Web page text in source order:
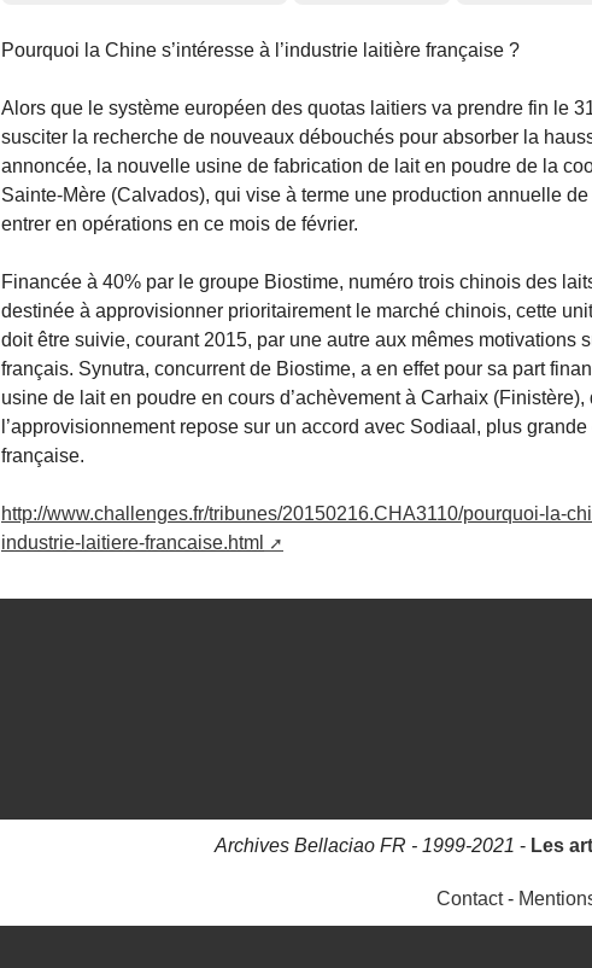
Pourquoi la Chine s’intéresse à l’industrie laitière française ?
Alors que le système européen des quotas laitiers va prendre fin le
susciter la recherche de nouveaux débouchés pour absorber la
annoncée, la nouvelle usine de fabrication de lait en poudre de la
Sainte-Mère (Calvados), qui vise à terme une production annuelle
entrer en opérations en ce mois de février.
Financée à 40% par le groupe Biostime, numéro trois chinois des
destinée à approvisionner prioritairement le marché chinois, cette
doit être suivie, courant 2015, par une autre aux mêmes motivations
français. Synutra, concurrent de Biostime, a en effet pour sa part
usine de lait en poudre en cours d’achèvement à Carhaix (Finistère),
l’approvisionnement repose sur un accord avec Sodiaal, plus
française.
http://www.challenges.fr/tribunes/20150216.CHA3110/pourquoi-la-
industrie-laitiere-francaise.html
Archives Bellaciao FR - 1999-2021 - Les
Contact-